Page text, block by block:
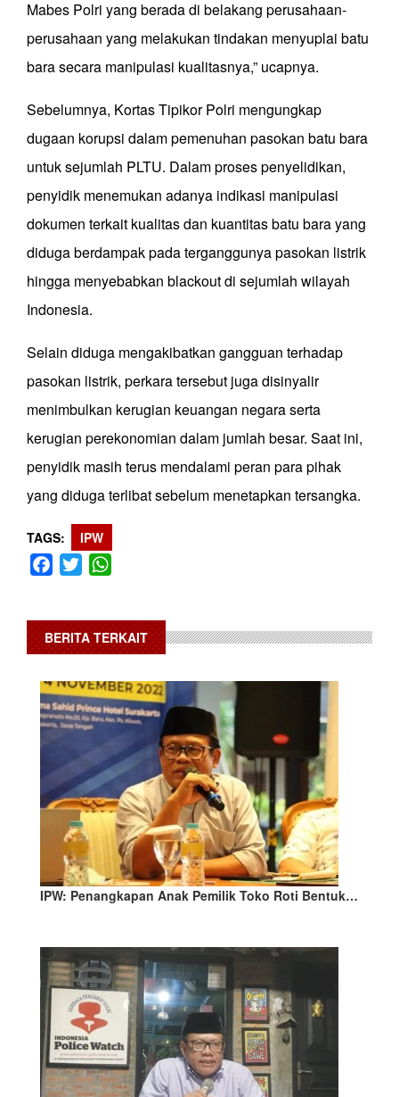
Mabes Polri yang berada di belakang perusahaan-
perusahaan yang melakukan tindakan menyuplai batu
bara secara manipulasi kualitasnya,” ucapnya.
Sebelumnya, Kortas Tipikor Polri mengungkap
dugaan korupsi dalam pemenuhan pasokan batu bara
untuk sejumlah PLTU. Dalam proses penyelidikan,
penyidik menemukan adanya indikasi manipulasi
dokumen terkait kualitas dan kuantitas batu bara yang
diduga berdampak pada terganggunya pasokan listrik
hingga menyebabkan blackout di sejumlah wilayah
Indonesia.
Selain diduga mengakibatkan gangguan terhadap
pasokan listrik, perkara tersebut juga disinyalir
menimbulkan kerugian keuangan negara serta
kerugian perekonomian dalam jumlah besar. Saat ini,
penyidik masih terus mendalami peran para pihak
yang diduga terlibat sebelum menetapkan tersangka.
TAGS IPW
Facebook
Twitter
BERITA TERKAIT
IPW: Penangkapan Anak Pemilik Toko Roti Bentuk…